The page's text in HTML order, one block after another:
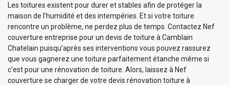
Les toitures existent pour durer et stables afin de protéger la
maison de l’humidité et des intempéries. Et si votre toiture
rencontre un problème, ne perdez plus de temps. Contactez Nef
couverture entreprise pour un devis de toiture à Camblain
Chatelain puisqu’après ses interventions vous pouvez rassurez
que vous gagnerez une toiture parfaitement étanche même si
c'est pour une rénovation de toiture. Alors, laissez à Nef
couverture se charger de votre devis rénovation toiture à